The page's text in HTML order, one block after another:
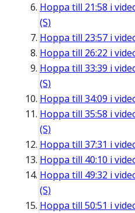
Hoppa till 21:58 i
(S)
Hoppa till 23:57 i
Hoppa till 26:22 i
Hoppa till 33:39 i
(S)
Hoppa till 34:09 i
Hoppa till 35:58 i
(S)
Hoppa till 37:31 i
Hoppa till 40:10 i
Hoppa till 49:32 i
(S)
Hoppa till 50:51 i